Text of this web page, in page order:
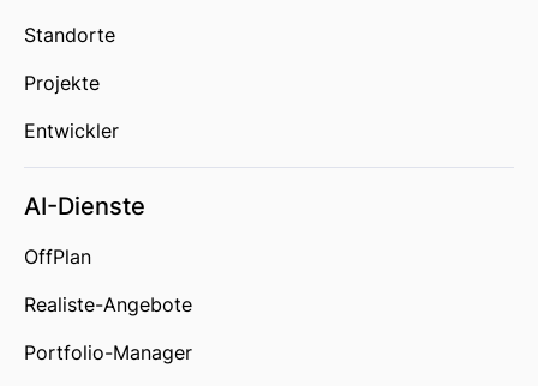
Standorte
Projekte
Entwickler
AI-Dienste
OffPlan
Realiste-Angebote
Portfolio-Manager